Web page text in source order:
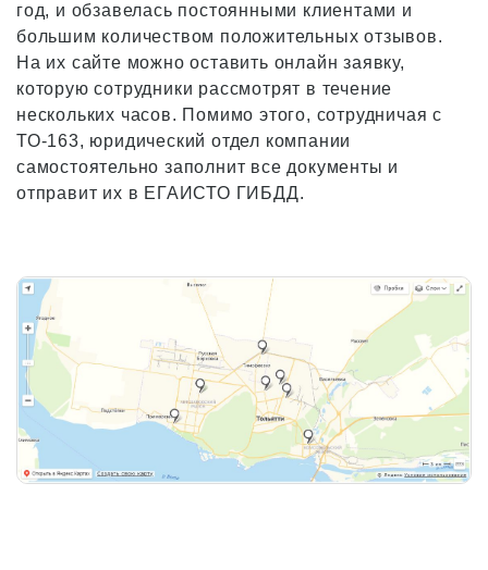
год, и обзавелась постоянными клиентами и
большим количеством положительных отзывов.
На их сайте можно оставить онлайн заявку,
которую сотрудники рассмотрят в течение
нескольких часов. Помимо этого, сотрудничая с
ТО-163, юридический отдел компании
самостоятельно заполнит все документы и
отправит их в ЕГАИСТО ГИБДД.